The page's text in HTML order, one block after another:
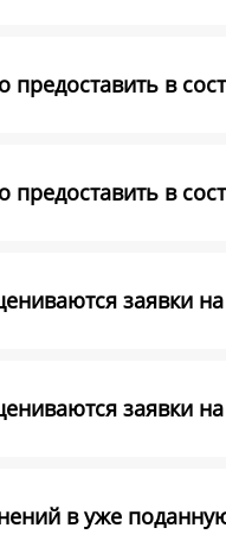
в
в
заявки
заявки
в уже